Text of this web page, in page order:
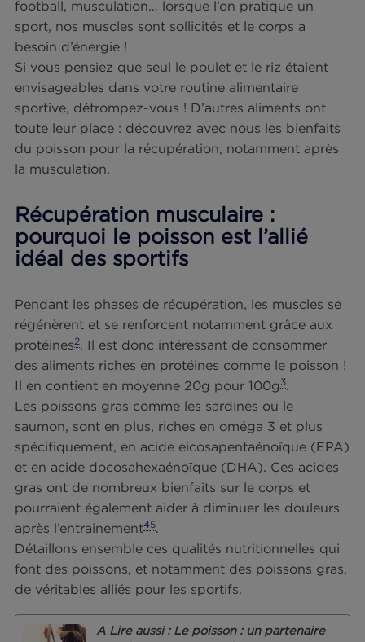
Qu’elle soit modérée ou intense, l’activité
est essentielle dans notre quotidien, pour nous
à rester en bonne santé1 . Marche, tennis, yoga,
football, musculation… lorsque l’on pratique un
sport, nos muscles sont sollicités et le corps a
besoin d’énergie !
Si vous pensiez que seul le poulet et le riz étaient
sportive, détrompez-vous ! D’autres aliments ont
toute leur place : découvrez avec nous les
du poisson pour la récupération, notamment
Récupération musculaire :
pourquoi le poisson est l’allié
idéal des sportifs
Pendant les phases de récupération, les muscles
régénèrent et se renforcent notamment grâce
protéines2 . Il est donc intéressant de consommer
des aliments riches en protéines comme le
Il en contient en moyenne 20g pour 100g3.
Les poissons gras comme les sardines ou le
saumon, sont en plus, riches en oméga 3 et plus
spécifiquement, en acide eicosapentaénoïque
gras ont de nombreux bienfaits sur le corps et